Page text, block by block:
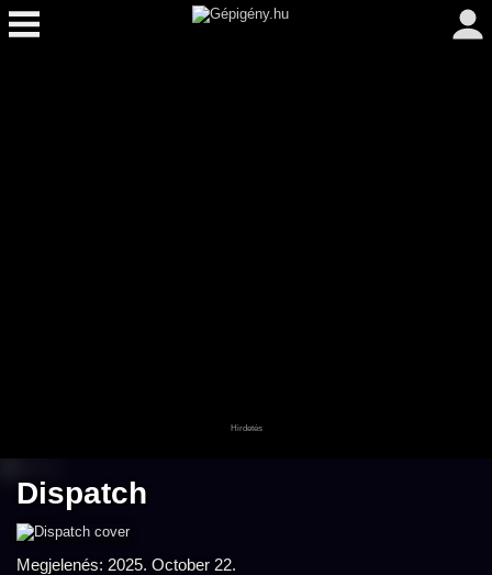
Dispatch
Megjelenés: 2025. October 22.